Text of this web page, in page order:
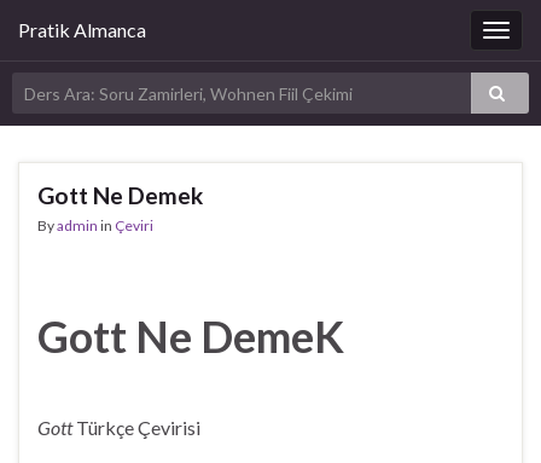
Pratik Almanca
Gott Ne Demek
Byadmin in Çeviri
Gott Ne DemeK
GottTürkçe Çevirisi